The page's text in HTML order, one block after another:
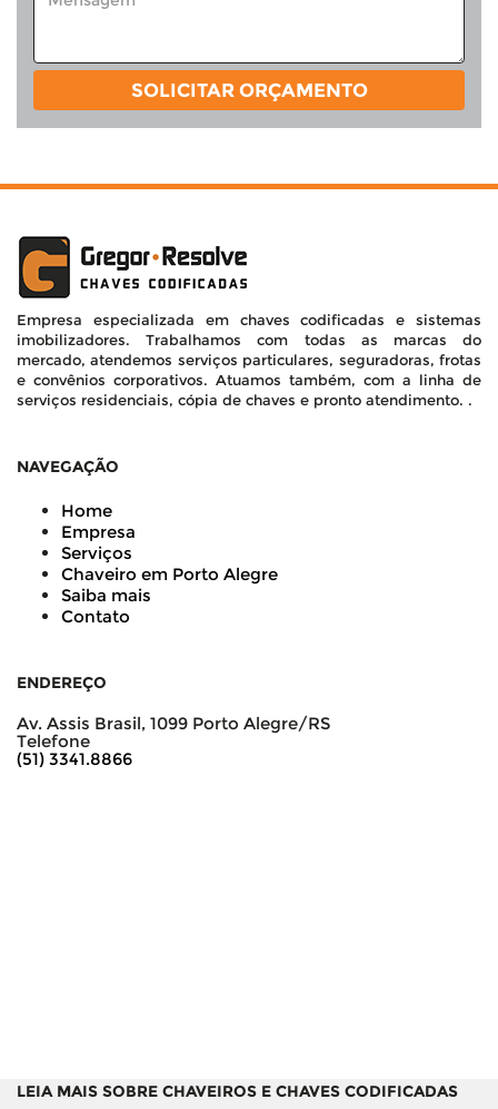
SOLICITAR ORÇAMENTO
Empresa especializada em chaves codificadas e sistemas
imobilizadores. Trabalhamos com todas as marcas do
mercado, atendemos serviços particulares, seguradoras, frotas
e convênios corporativos. Atuamos também, com a linha de
serviços residenciais, cópia de chaves e pronto atendimento. .
NAVEGAÇÃO
Home
Empresa
Serviços
Chaveiro em Porto Alegre
Saiba mais
Contato
ENDEREÇO
Av. Assis Brasil, 1099 Porto Alegre/RS
Telefone
(51) 3341.8866
LEIA MAIS SOBRE CHAVEIROS E CHAVES CODIFICADAS